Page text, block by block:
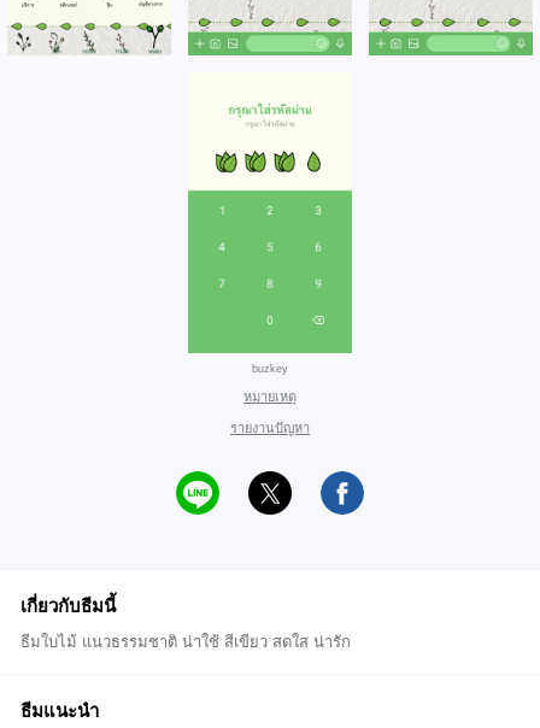
buzkey
หมายเหตุ
รายงานปัญหา
เกี่ยวกับธีมนี้
ธีมใบไม้ แนวธรรมชาติ น่าใช้ สีเขียว สดใส น่ารัก
ธีมแนะนำ